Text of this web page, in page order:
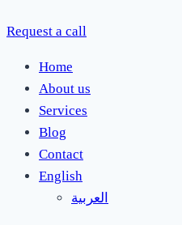
Request a call
Home
About us
Services
Blog
Contact
English
العربية